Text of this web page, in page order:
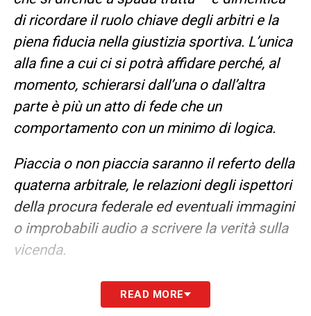
di ricordare il ruolo chiave degli arbitri e la
piena fiducia nella giustizia sportiva. L’unica
alla fine a cui ci si potrà affidare perché, al
momento, schierarsi dall’una o dall’altra
parte è più un atto di fede che un
comportamento con un minimo di logica.
Piaccia o non piaccia saranno il referto della
quaterna arbitrale, le relazioni degli ispettori
della procura federale ed eventuali immagini
o improbabili audio a scrivere la verità sulla
vicenda.
Personalmente spero che esca fuori la prova
che condanna o assolve Dossena. Perché
READ MORE